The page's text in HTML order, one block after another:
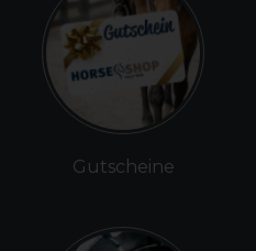
Gutscheine